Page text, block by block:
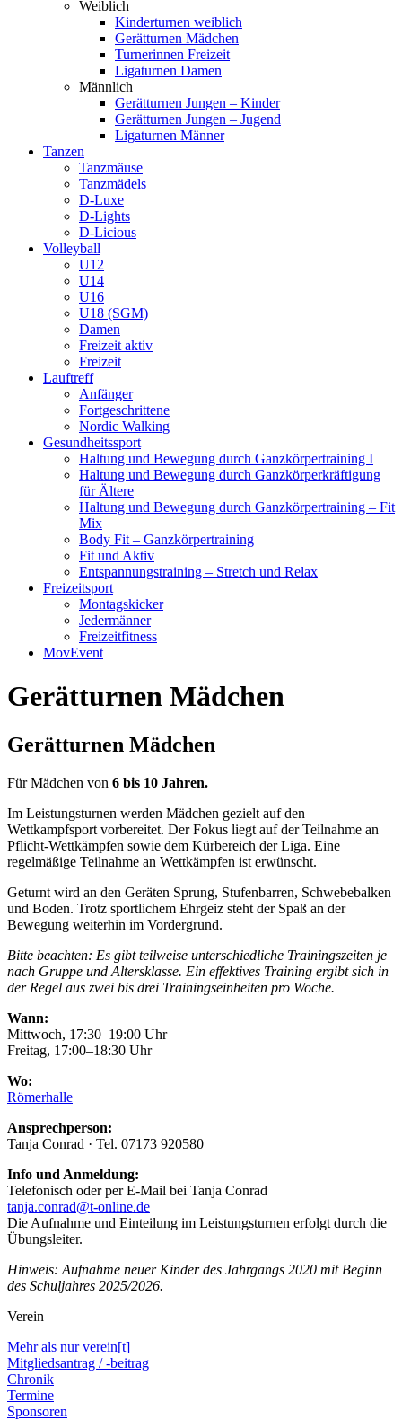
Weiblich
Kinderturnen weiblich
Gerätturnen Mädchen
Turnerinnen Freizeit
Ligaturnen Damen
Männlich
Gerätturnen Jungen – Kinder
Gerätturnen Jungen – Jugend
Ligaturnen Männer
Tanzen
Tanzmäuse
Tanzmädels
D-Luxe
D-Lights
D-Licious
Volleyball
U12
U14
U16
U18 (SGM)
Damen
Freizeit aktiv
Freizeit
Lauftreff
Anfänger
Fortgeschrittene
Nordic Walking
Gesundheitssport
Haltung und Bewegung durch Ganzkörpertraining I
Haltung und Bewegung durch Ganzkörperkräftigung
für Ältere
Haltung und Bewegung durch Ganzkörpertraining – Fit
Mix
Body Fit – Ganzkörpertraining
Fit und Aktiv
Entspannungstraining – Stretch und Relax
Freizeitsport
Montagskicker
Jedermänner
Freizeitfitness
MovEvent
Gerätturnen Mädchen
Gerätturnen Mädchen
Für Mädchen von 6 bis 10 Jahren.
Im Leistungsturnen werden Mädchen gezielt auf den
Wettkampfsport vorbereitet. Der Fokus liegt auf der Teilnahme an
Pflicht-Wettkämpfen sowie dem Kürbereich der Liga. Eine
regelmäßige Teilnahme an Wettkämpfen ist erwünscht.
Geturnt wird an den Geräten Sprung, Stufenbarren, Schwebebalken
und Boden. Trotz sportlichem Ehrgeiz steht der Spaß an der
Bewegung weiterhin im Vordergrund.
Bitte beachten: Es gibt teilweise unterschiedliche Trainingszeiten je
nach Gruppe und Altersklasse. Ein effektives Training ergibt sich in
der Regel aus zwei bis drei Trainingseinheiten pro Woche.
Wann:
Mittwoch, 17:30–19:00 Uhr
Freitag, 17:00–18:30 Uhr
Wo:
Römerhalle
Ansprechperson:
Tanja Conrad · Tel. 07173 920580
Info und Anmeldung:
Telefonisch oder per E-Mail bei Tanja Conrad
tanja.conrad@t-online.de
Die Aufnahme und Einteilung im Leistungsturnen erfolgt durch die
Übungsleiter.
Hinweis: Aufnahme neuer Kinder des Jahrgangs 2020 mit Beginn
des Schuljahres 2025/2026.
Verein
Mehr als nur verein[t]
Mitgliedsantrag / -beitrag
Chronik
Termine
Sponsoren